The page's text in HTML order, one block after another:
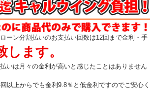
ーン分割払いのお支払い回数は12回まで金利・手
します。
いは月々の金利が高いと感じたことはありません
以上からでも金利9.8％と低金利ですのでご安心く